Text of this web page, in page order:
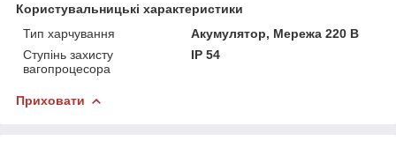
Користувальницькі характеристики
Тип харчування
Акумулятор, Мережа 220 В
Ступінь захисту
вагопроцесора
IP 54
Приховати